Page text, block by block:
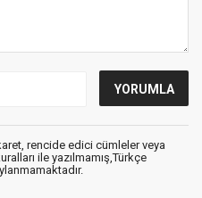
rencide edici cümleler veya
ile yazılmamış,Türkçe